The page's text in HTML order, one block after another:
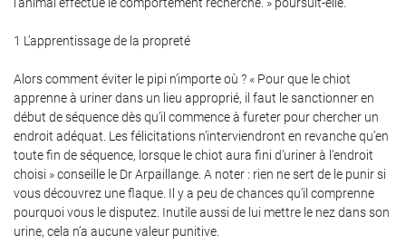
1 L’apprentissage de la propreté
Alors comment éviter le pipi n’importe où ? « Pour que le chiot
apprenne à uriner dans un lieu approprié, il faut le sanctionner en
début de séquence dès qu’il commence à fureter pour chercher un
endroit adéquat. Les félicitations n’interviendront en revanche qu’en
toute fin de séquence, lorsque le chiot aura fini d’uriner à l’endroit
choisi » conseille le Dr Arpaillange. A noter : rien ne sert de le punir si
vous découvrez une flaque. Il y a peu de chances qu’il comprenne
pourquoi vous le disputez. Inutile aussi de lui mettre le nez dans son
urine, cela n’a aucune valeur punitive.